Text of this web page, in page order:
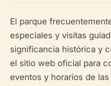
El parque
especiales y visitas
significancia histórica y
el sitio web oficial para
eventos y horarios de las